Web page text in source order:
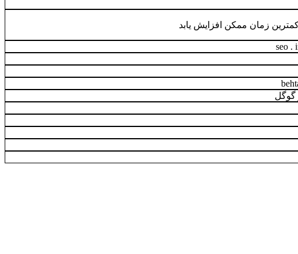
زمان ممکن افزایش یابد
گوگل